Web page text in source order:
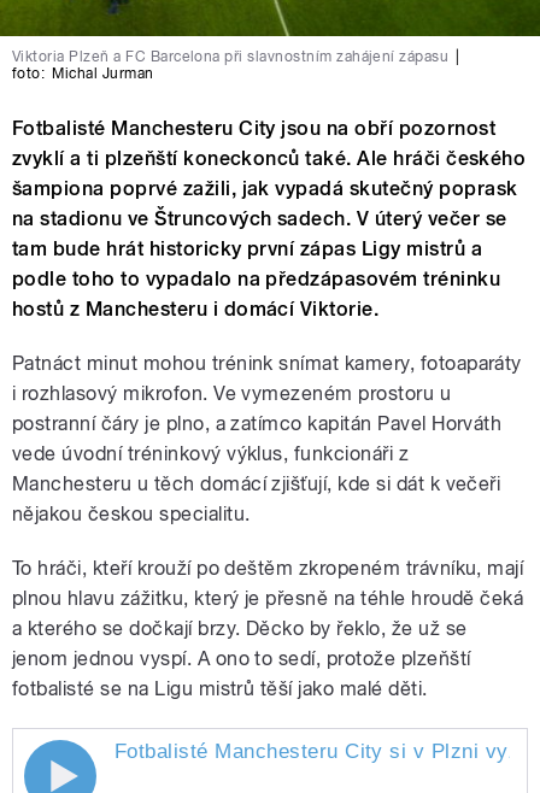
Viktoria Plzeň a FC Barcelona při slavnostním zahájení zápasu
foto: Michal Jurman
Fotbalisté Manchesteru City jsou na obří pozornost
zvyklí a ti plzeňští koneckonců také. Ale hráči českého
šampiona poprvé zažili, jak vypadá skutečný poprask
na stadionu ve Štruncových sadech. V úterý večer se
tam bude hrát historicky první zápas Ligy mistrů a
podle toho to vypadalo na předzápasovém tréninku
hostů z Manchesteru i domácí Viktorie.
Patnáct minut mohou trénink snímat kamery, fotoaparáty
i rozhlasový mikrofon. Ve vymezeném prostoru u
postranní čáry je plno, a zatímco kapitán Pavel Horváth
vede úvodní tréninkový výklus, funkcionáři z
Manchesteru u těch domácí zjišťují, kde si dát k večeři
nějakou českou specialitu.
To hráči, kteří krouží po deštěm zkropeném trávníku, mají
plnou hlavu zážitku, který je přesně na téhle hroudě čeká
a kterého se dočkají brzy. Děcko by řeklo, že už se
jenom jednou vyspí. A ono to sedí, protože plzeňští
fotbalisté se na Ligu mistrů těší jako malé děti.
Fotbalisté Manchesteru City si v Plzni